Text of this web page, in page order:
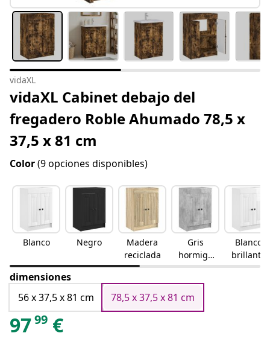
vidaXL
vidaXL Cabinet debajo del
fregadero Roble Ahumado 78,5 x
37,5 x 81 cm
Color(9 opciones disponibles)
Blanco Negro
Madera
reciclada
Gris
hormigó
n
Blanco
brillante
dimensiones
56 x 37,5 x 81 cm
78,5 x 37,5 x 81 cm
9799 €